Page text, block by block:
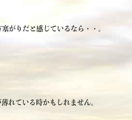
がりだと感じているなら・・。
れている時かもしれません。